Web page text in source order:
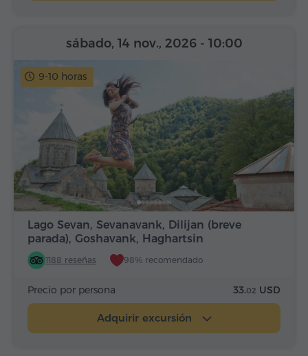
9-10 horas
Lago Sevan, Sevanavank, Dilijan (breve
parada), Goshavank, Haghartsin
1188 reseñas 98% recomendado
sábado, 14 nov., 2026 - 10:00
Precio por persona 33.02 USD
Adquirir excursión